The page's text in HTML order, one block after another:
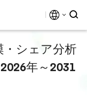
・シェア分析
年～2031